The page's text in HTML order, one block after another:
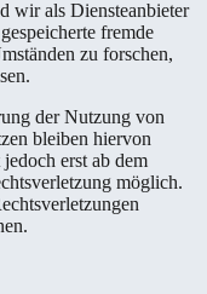
wir als Diensteanbieter
fremde
zu forschen,
der Nutzung von
bleiben hiervon
erst ab dem
möglich.